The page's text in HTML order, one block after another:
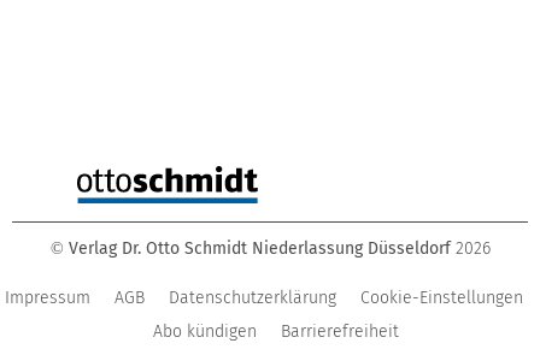
© Verlag Dr. Otto Schmidt Niederlassung Düsseldorf 2026
Impressum AGB Datenschutzerklärung
Cookie-Einstellungen
Abo kündigen
Barrierefreiheit